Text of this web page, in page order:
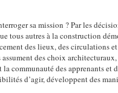
sa mission ? Par les
tous autres à la construction
des lieux, des circulations
assument des choix
communauté des apprenants et
d’agir, développent des